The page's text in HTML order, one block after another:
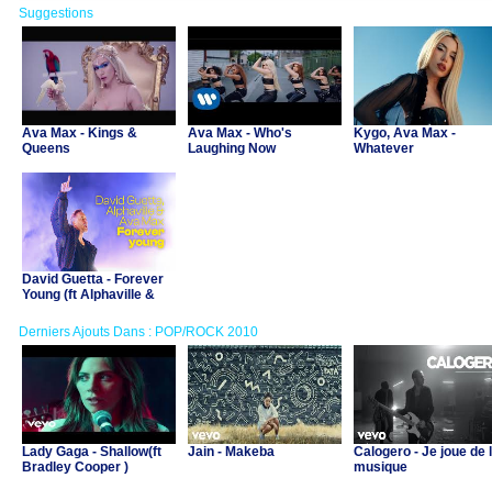
Suggestions
Ava Max - Kings &
Queens
Ava Max - Who's
Laughing Now
Kygo, Ava Max -
Whatever
David Guetta - Forever
Young (ft Alphaville &
Derniers Ajouts Dans : POP/ROCK 2010
Lady Gaga - Shallow(ft
Bradley Cooper )
Jain - Makeba
Calogero - Je joue de
musique